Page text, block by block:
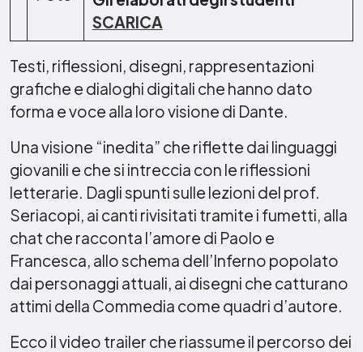
SCARICA
Testi, riflessioni, disegni, rappresentazioni
grafiche e dialoghi digitali che hanno dato
forma e voce alla loro visione di Dante.
Una visione “inedita” che riflette dai linguaggi
giovanili e che si intreccia con le riflessioni
letterarie. Dagli spunti sulle lezioni del prof.
Seriacopi, ai canti rivisitati tramite i fumetti, alla
chat che racconta l’amore di Paolo e
Francesca, allo schema dell’Inferno popolato
dai personaggi attuali, ai disegni che catturano
attimi della Commedia come quadri d’autore.
Ecco il video trailer che riassume il percorso dei